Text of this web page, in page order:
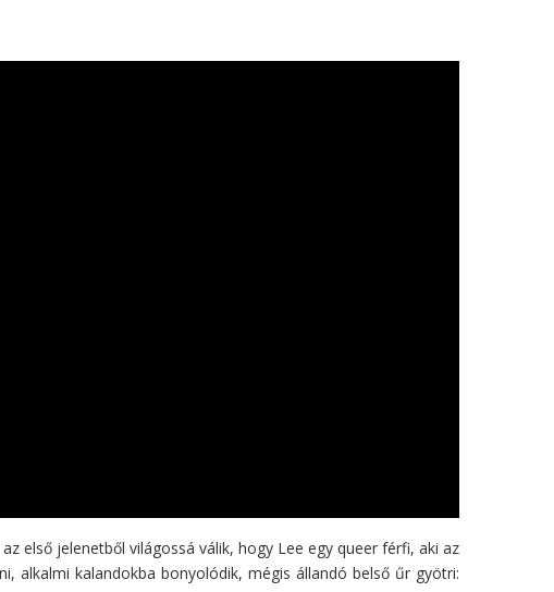
első jelenetből világossá válik, hogy Lee egy queer férfi, aki az
alkalmi kalandokba bonyolódik, mégis állandó belső űr gyötri: